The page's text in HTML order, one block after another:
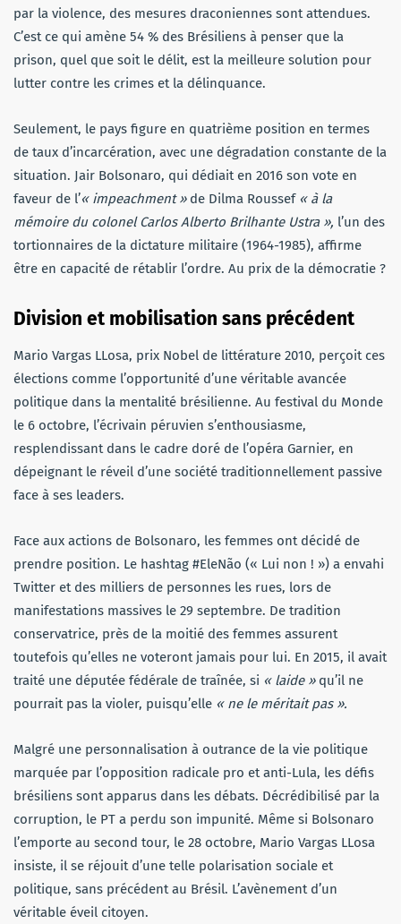
par la violence, des mesures draconiennes sont attendues.
C’est ce qui amène 54 % des Brésiliens à penser que la
prison, quel que soit le délit, est la meilleure solution pour
lutter contre les crimes et la délinquance.
Seulement, le pays figure en quatrième position en termes
de taux d’incarcération, avec une dégradation constante de la
situation. Jair Bolsonaro, qui dédiait en 2016 son vote en
faveur de l’« impeachment »de Dilma Roussef« à la
mémoire du colonel Carlos Alberto Brilhante Ustra », l’un des
tortionnaires de la dictature militaire (1964-1985), affirme
être en capacité de rétablir l’ordre. Au prix de la démocratie ?
Division et mobilisation sans précédent
Mario Vargas LLosa, prix Nobel de littérature 2010, perçoit ces
élections comme l’opportunité d’une véritable avancée
politique dans la mentalité brésilienne. Au festival du Monde
le 6 octobre, l’écrivain péruvien s’enthousiasme,
resplendissant dans le cadre doré de l’opéra Garnier, en
dépeignant le réveil d’une société traditionnellement passive
face à ses leaders.
Face aux actions de Bolsonaro, les femmes ont décidé de
prendre position. Le hashtag #EleNão (« Lui non ! ») a envahi
Twitter et des milliers de personnes les rues, lors de
manifestations massives le 29 septembre. De tradition
conservatrice, près de la moitié des femmes assurent
toutefois qu’elles ne voteront jamais pour lui. En 2015, il avait
traité une députée fédérale de traînée, si « laide » qu’il ne
pourrait pas la violer, puisqu’elle « ne le méritait pas ».
Malgré une personnalisation à outrance de la vie politique
marquée par l’opposition radicale pro et anti-Lula, les défis
brésiliens sont apparus dans les débats. Décrédibilisé par la
corruption, le PT a perdu son impunité. Même si Bolsonaro
l’emporte au second tour, le 28 octobre, Mario Vargas LLosa
insiste, il se réjouit d’une telle polarisation sociale et
politique, sans précédent au Brésil. L’avènement d’un
véritable éveil citoyen.